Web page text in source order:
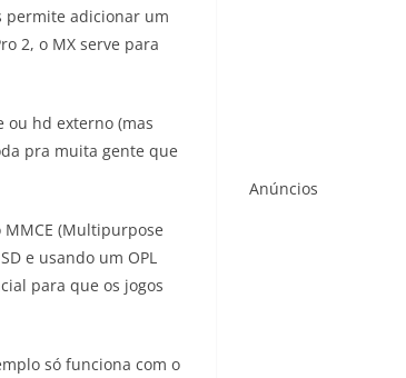
permite adicionar um
2, o MX serve para
ou hd externo (mas
pra muita gente que
(Multipurpose
e usando um OPL
para que os jogos
só funciona com o
Anúncios